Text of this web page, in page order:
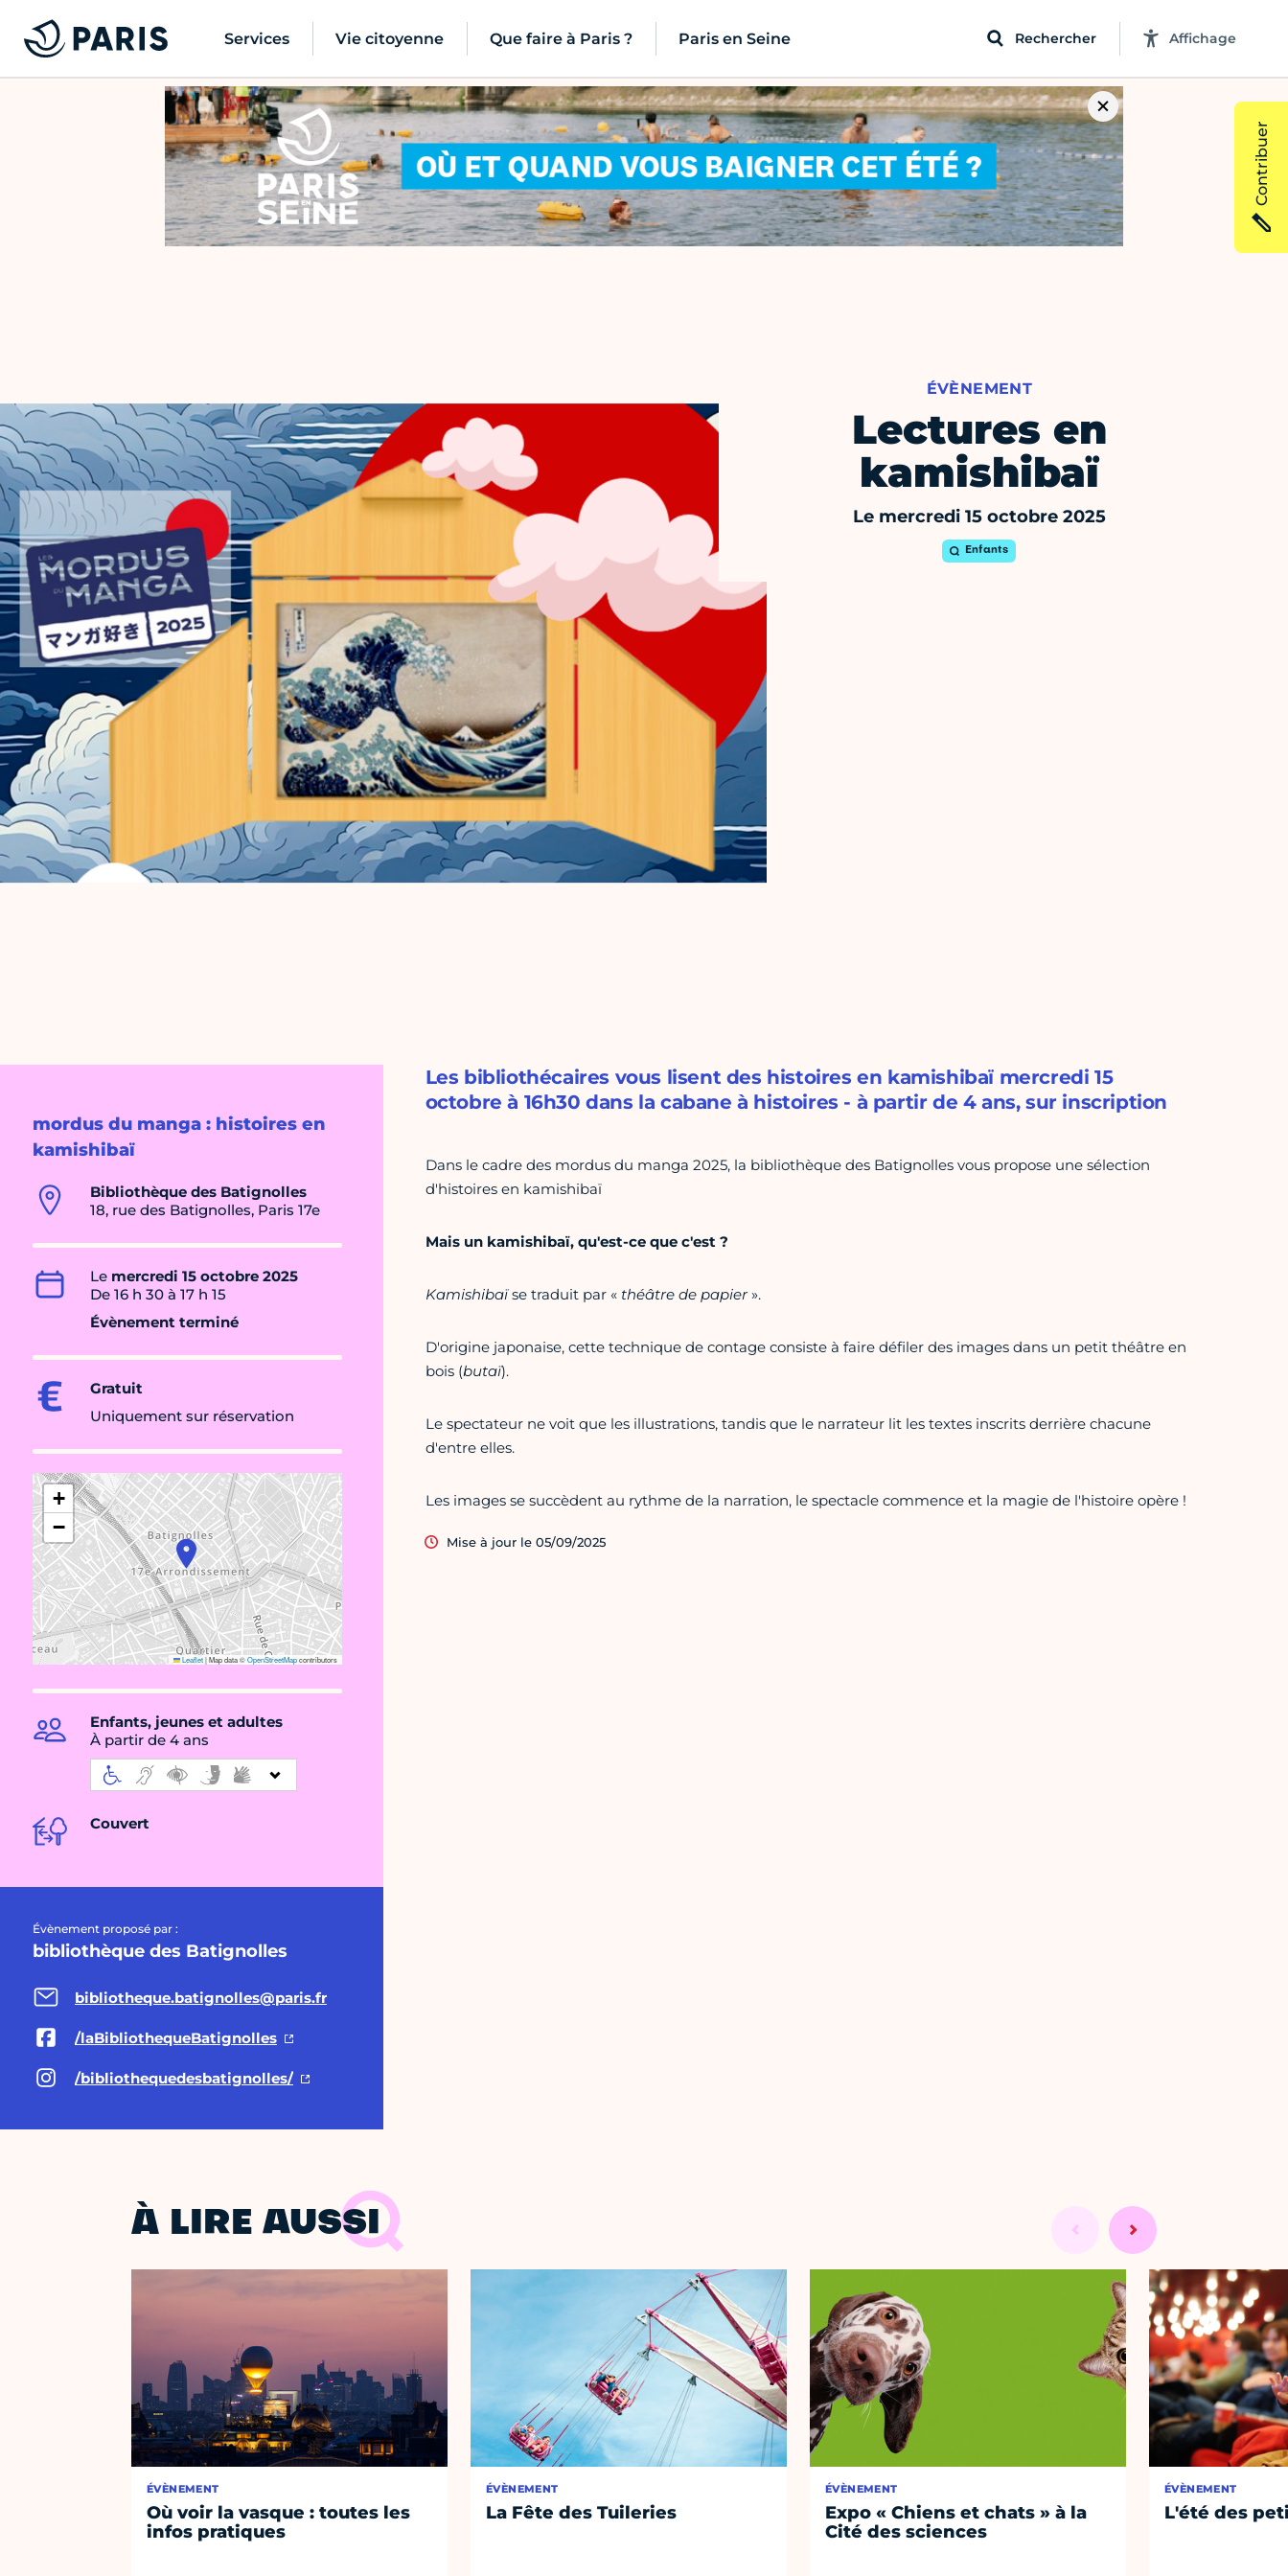
Services Vie citoyenne Que faire à Paris ? Paris en Seine Rechercher Affichage
ÉVÈNEMENT
Lectures en
kamishibaï
Le mercredi 15 octobre 2025
Enfants
mordus du manga : histoires en
kamishibaï
Bibliothèque des Batignolles
18, rue des Batignolles, Paris 17e
Le mercredi 15 octobre 2025
De 16 h 30 à 17 h 15
Évènement terminé
Gratuit
Uniquement sur réservation
+
−
Leaflet|Map data ©OpenStreetMapcontributors
Enfants, jeunes et adultes
À partir de 4 ans
Couvert
Évènement proposé par :
bibliothèque des Batignolles
bibliotheque.batignolles@paris.fr
/laBibliothequeBatignolles
/bibliothequedesbatignolles/
Les bibliothécaires vous lisent des histoires en kamishibaï mercredi 15
octobre à 16h30 dans la cabane à histoires - à partir de 4 ans, sur inscription
Dans le cadre des mordus du manga 2025, la bibliothèque des Batignolles vous propose une sélection
d'histoires en kamishibaï
Mais un kamishibaï, qu'est-ce que c'est ?
Kamishibaïse traduit par «théâtre de papier».
D'origine japonaise, cette technique de contage consiste à faire défiler des images dans un petit théâtre en
bois (butaï).
Le spectateur ne voit que les illustrations, tandis que le narrateur lit les textes inscrits derrière chacune
d'entre elles.
Les images se succèdent au rythme de la narration, le spectacle commence et la magie de l'histoire opère !
Mise à jour le 05/09/2025
À LIRE AUSSI
ÉVÈNEMENT
Où voir la vasque : toutes les
infos pratiques
ÉVÈNEMENT
La Fête des Tuileries
ÉVÈNEMENT
Expo « Chiens et chats » à la
Cité des sciences
ÉVÈNEMENT
L'été des
Contribuer